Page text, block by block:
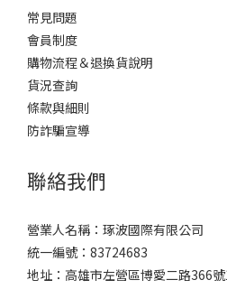
常見問題
會員制度
購物流程＆退換貨說明
貨況查詢
條款與細則
防詐騙宣導
聯絡我們
營業人名稱：琢波國際有限公司
統一編號：83724683
地址：高雄市左營區博愛二路366